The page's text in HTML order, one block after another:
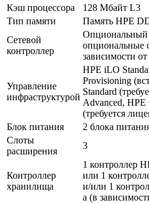
Оплата и
Кэш процессора
128 Мбайт L3
Тип памяти
Память HPE
Сетевой
контроллер
Опциональный
опциональные
зависимости
Управление
инфраструктурой
HPE iLO
Provisioning
Standard
Advanced, HPE
(требуется
Блок питания
2 блока
Слоты
расширения
3
Контроллер
хранилища
1 контроллер
или 1
и/или 1
a (в